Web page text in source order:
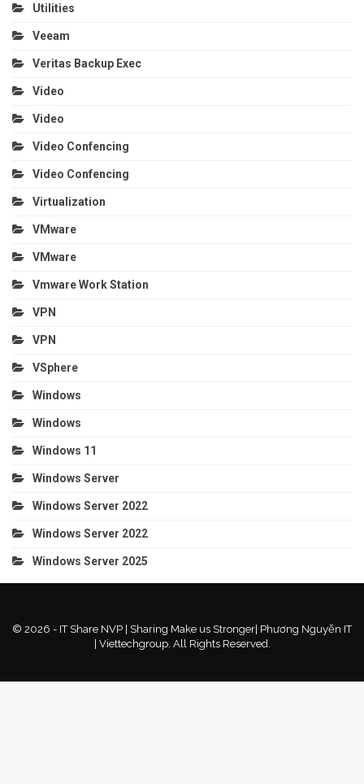
Utilities
Veeam
Veritas Backup Exec
Video
Video
Video Confencing
Video Confencing
Virtualization
VMware
VMware
Vmware Work Station
VPN
VPN
VSphere
Windows
Windows
Windows 11
Windows Server
Windows Server 2022
Windows Server 2022
Windows Server 2025
© 2026 - IT Share NVP | Sharing Make us Stronger| Phương Nguyễn IT
| Viettechgroup. All Rights Reserved.